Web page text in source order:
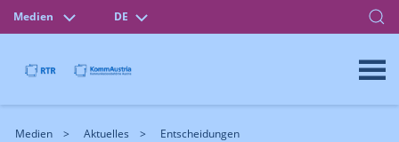
Medien DE
Medien Aktuelles
Entscheidungen